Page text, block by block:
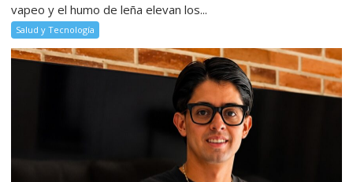
vapeo y el humo de leña elevan los...
Salud y Tecnología